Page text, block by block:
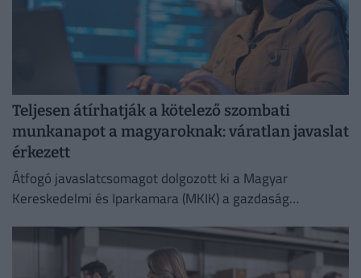
Teljesen átírhatják a kötelező szombati
munkanapot a magyaroknak: váratlan javaslat
érkezett
Átfogó javaslatcsomagot dolgozott ki a Magyar
Kereskedelmi és Iparkamara (MKIK) a gazdaság
kezelése érdekében.